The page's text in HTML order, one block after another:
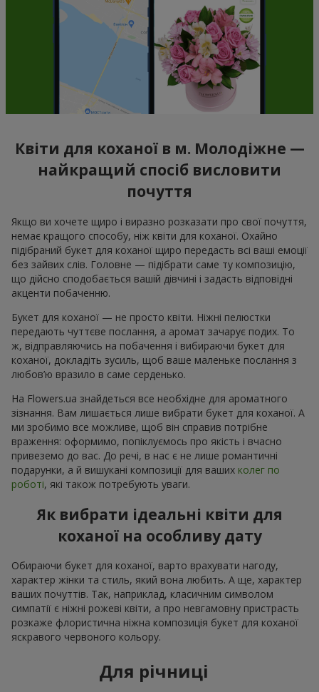
Квіти для коханої в м. Молодіжне —
найкращий спосіб висловити
почуття
Якщо ви хочете щиро і виразно розказати про свої почуття,
немає кращого способу, ніж квіти для коханої. Охайно
підібраний букет для коханої щиро передасть всі ваші емоції
без зайвих слів. Головне — підібрати саме ту композицію,
що дійсно сподобається вашій дівчині і задасть відповідні
акценти побаченню.
Букет для коханої — не просто квіти. Ніжні пелюстки
передають чуттєве послання, а аромат зачарує подих. То
ж, відправляючись на побачення і вибираючи букет для
коханої, докладіть зусиль, щоб ваше маленьке послання з
любов’ю вразило в саме серденько.
На Flowers.ua знайдеться все необхідне для ароматного
зізнання. Вам лишається лише вибрати букет для коханої. А
ми зробимо все можливе, щоб він справив потрібне
враження: оформимо, попіклуємось про якість і вчасно
привеземо до вас. До речі, в нас є не лише романтичні
подарунки, а й вишукані композиції для ваших колег по
роботі, які також потребують уваги.
Як вибрати ідеальні квіти для
коханої на особливу дату
Обираючи букет для коханої, варто врахувати нагоду,
характер жінки та стиль, який вона любить. А ще, характер
ваших почуттів. Так, наприклад, класичним символом
симпатії є ніжні рожеві квіти, а про невгамовну пристрасть
розкаже флористична ніжна композиція букет для коханої
яскравого червоного кольору.
Для річниці